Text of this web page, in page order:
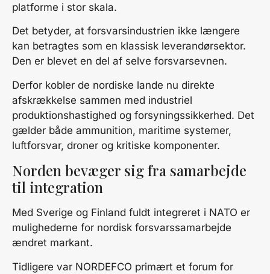
platforme i stor skala.
Det betyder, at forsvarsindustrien ikke længere
kan betragtes som en klassisk leverandørsektor.
Den er blevet en del af selve forsvarsevnen.
Derfor kobler de nordiske lande nu direkte
afskrækkelse sammen med industriel
produktionshastighed og forsyningssikkerhed. Det
gælder både ammunition, maritime systemer,
luftforsvar, droner og kritiske komponenter.
Norden bevæger sig fra samarbejde
til integration
Med Sverige og Finland fuldt integreret i NATO er
mulighederne for nordisk forsvarssamarbejde
ændret markant.
Tidligere var NORDEFCO primært et forum for